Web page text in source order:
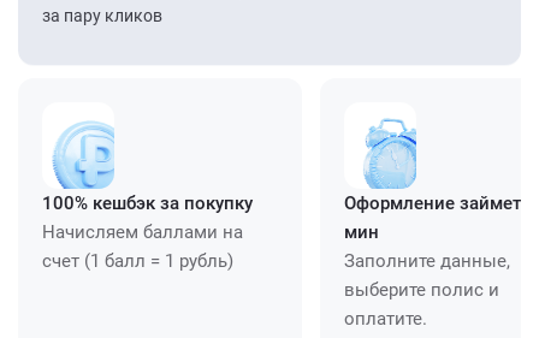
за пару кликов
100% кешбэк за покупку
Начисляем баллами на
счет (1 балл = 1 рубль)
Оформление займет
мин
Заполните данные,
выберите полис и
оплатите.